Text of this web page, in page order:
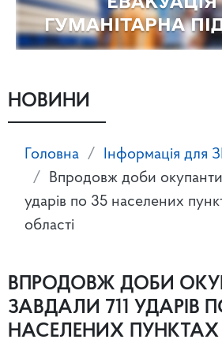
НОВИНИ
Головна Інформація для
Впродовж доби окупанти
ударів по 35 населених
області
ВПРОДОВЖ ДОБИ
ЗАВДАЛИ 711 УДАРІВ
НАСЕЛЕНИХ ПУНКТАХ